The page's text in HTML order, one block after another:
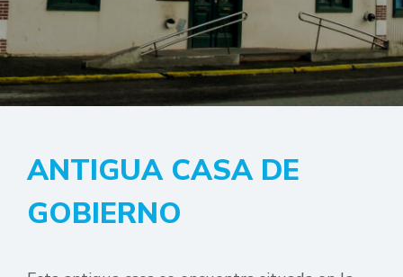
ANTIGUA CASA DE
GOBIERNO